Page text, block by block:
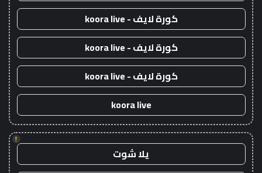
كورة لايف - koora live
كورة لايف - koora live
كورة لايف - koora live
koora live
!
يلا شوت